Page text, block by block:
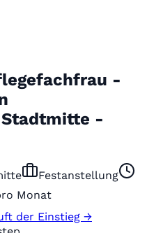
-
Stadtmitte -
Festanstellung
Monat
der Einstieg →